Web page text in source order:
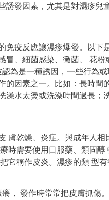
誘發因素，尤其是對濕疹兒
免疫反應讓濕疹爆發。以下
冒、細菌感染、黴菌、 花
為是一種誘因，一些行為
的因素之一。比如：長時間
澡水太燙或洗澡時間過長；
膚乾燥、炎症。與成年人相
時需要使用口服藥、類固
它稱作皮炎。濕疹的類 型
， 發作時常常把皮膚抓傷。